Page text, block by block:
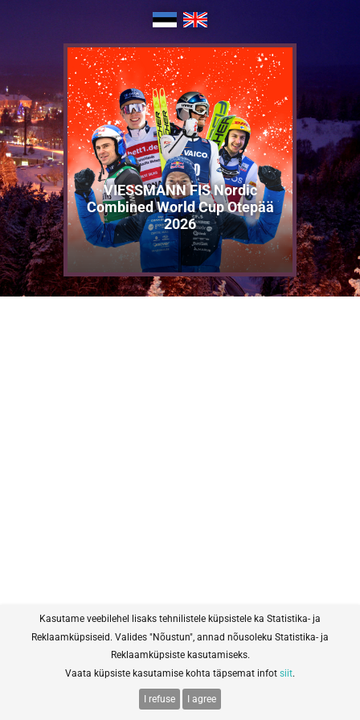
VIESSMANN FIS Nordic
Combined World Cup Otepää
2026
Kasutame veebilehel lisaks tehnilistele küpsistele ka Statistika- ja
Reklaamküpsiseid. Valides "Nõustun", annad nõusoleku Statistika- ja
Reklaamküpsiste kasutamiseks.
Vaata küpsiste kasutamise kohta täpsemat infot siit.
I refuse I agree